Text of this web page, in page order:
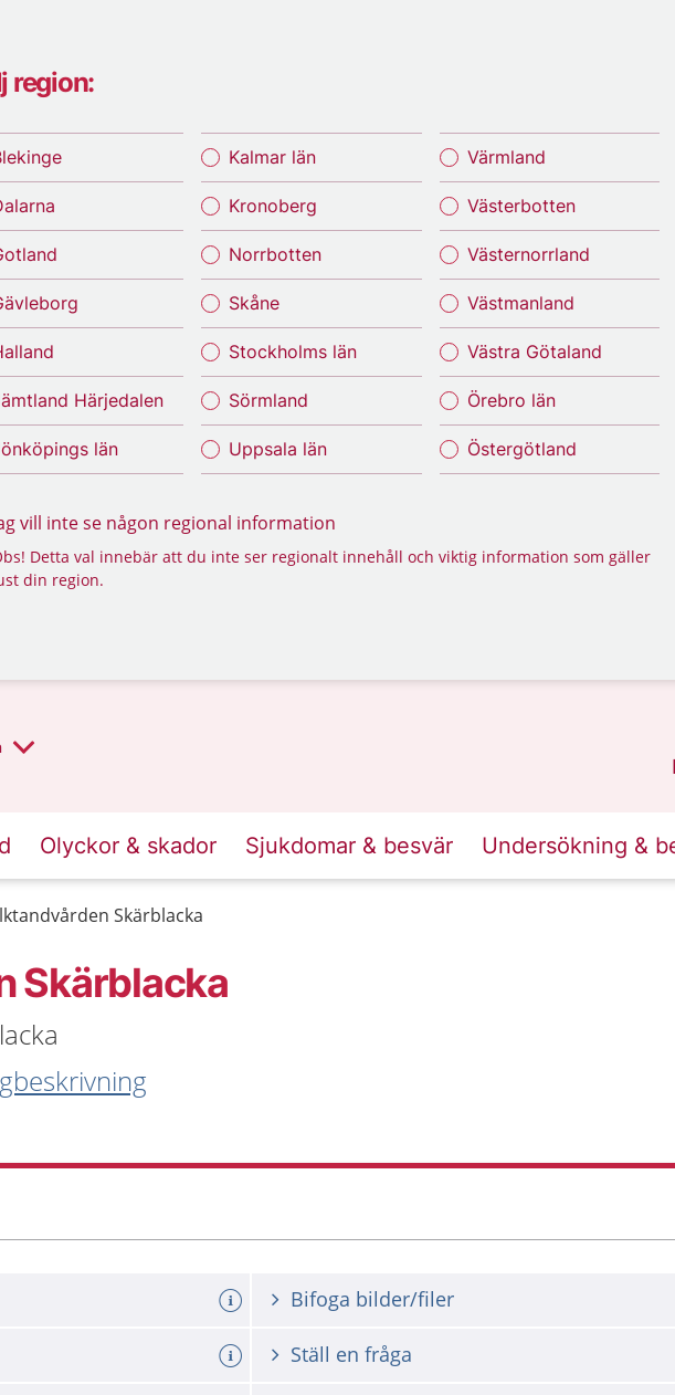
region:
Härjedalen
län
Kalmar län
Kronoberg
Norrbotten
Skåne
Stockholms län
Sörmland
Uppsala län
Värmland
Västerbotten
Västernorrland
Västmanland
Västra Götaland
Örebro län
Östergötland
vill inte se någon regional information
Detta val innebär att du inte ser regionalt innehåll och viktig information som gäller
din region.
Olyckor & skador Sjukdomar & besvär Undersökning &
Skärblacka
Skärblacka
Bifoga bilder/filer
Ställ en fråga